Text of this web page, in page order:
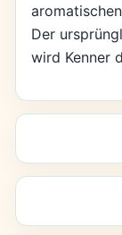
Der
wird Kenner